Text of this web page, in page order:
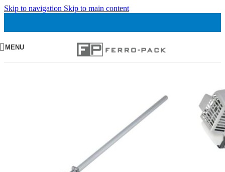
Skip to navigation Skip to main content
MENU